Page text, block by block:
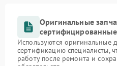
Оригинальные
Используются
сертификацию специалисты,
работу после ремонта и